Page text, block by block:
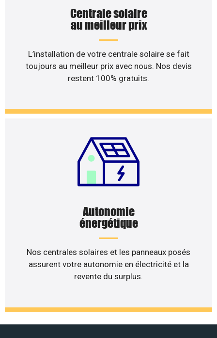
Centrale solaire
au meilleur prix
L’installation de votre centrale solaire se fait
toujours au meilleur prix avec nous. Nos devis
restent 100% gratuits.
Autonomie
énergétique
Nos centrales solaires et les panneaux posés
assurent votre autonomie en électricité et la
revente du surplus.